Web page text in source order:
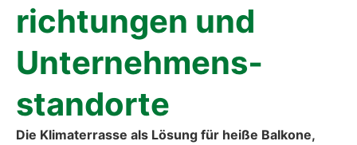
rich­tun­gen und
Unter­neh­mens­
stand­or­te
Die Kli­ma­ter­ras­se als Lösung für hei­ße Bal­ko­ne,